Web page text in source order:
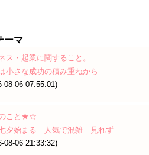
ーマ
ス・起業に関すること。
小さな成功の積み重ねから
08-06 07:55:01)
こと★☆
夕始まる 人気で混雑 見れず
08-06 21:33:32)